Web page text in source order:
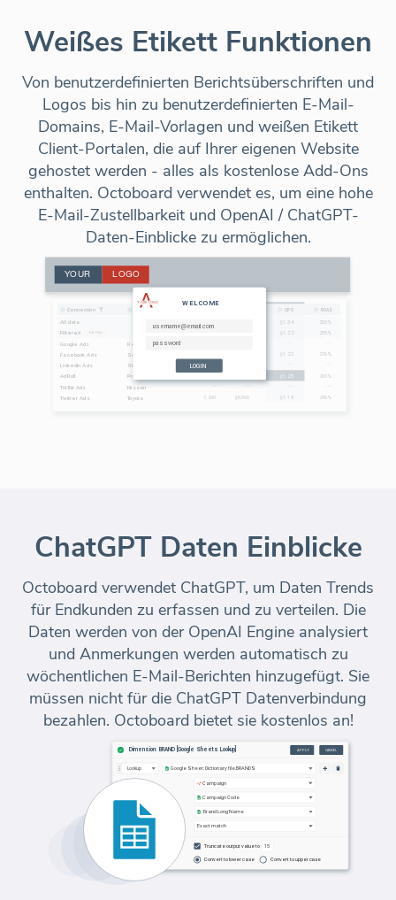
Weißes Etikett Funktionen
Von benutzerdefinierten Berichtsüberschriften und
Logos bis hin zu benutzerdefinierten E-Mail-
Domains, E-Mail-Vorlagen und weißen Etikett
Client-Portalen, die auf Ihrer eigenen Website
gehostet werden - alles als kostenlose Add-Ons
enthalten. Octoboard verwendet es, um eine hohe
E-Mail-Zustellbarkeit und OpenAI / ChatGPT-
Daten-Einblicke zu ermöglichen.
ChatGPT Daten Einblicke
Octoboard verwendet ChatGPT, um Daten Trends
für Endkunden zu erfassen und zu verteilen. Die
Daten werden von der OpenAI Engine analysiert
und Anmerkungen werden automatisch zu
wöchentlichen E-Mail-Berichten hinzugefügt. Sie
müssen nicht für die ChatGPT Datenverbindung
bezahlen. Octoboard bietet sie kostenlos an!